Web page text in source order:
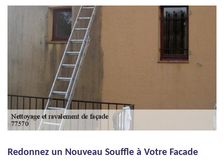
Redonnez un Nouveau Souffle à Votre Facade